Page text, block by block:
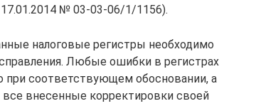
№ 03-03-06/1/1156).
налоговые регистры необходимо
Любые ошибки в регистрах
при соответствующем обосновании, а
внесенные корректировки своей